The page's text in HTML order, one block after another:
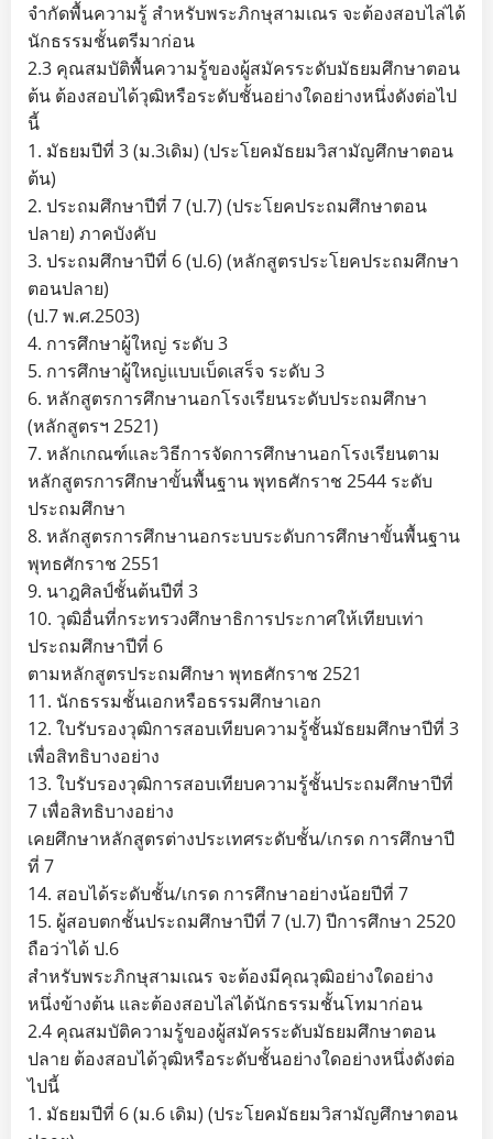
จำกัดพื้นความรู้ สำหรับพระภิกษุสามเณร จะต้องสอบไล่ได้
นักธรรมชั้นตรีมาก่อน
2.3 คุณสมบัติพื้นความรู้ของผู้สมัครระดับมัธยมศึกษาตอน
ต้น ต้องสอบได้วุฒิหรือระดับชั้นอย่างใดอย่างหนึ่งดังต่อไป
นี้
1. มัธยมปีที่ 3 (ม.3เดิม) (ประโยคมัธยมวิสามัญศึกษาตอน
ต้น)
2. ประถมศึกษาปีที่ 7 (ป.7) (ประโยคประถมศึกษาตอน
ปลาย) ภาคบังคับ
3. ประถมศึกษาปีที่ 6 (ป.6) (หลักสูตรประโยคประถมศึกษา
ตอนปลาย)
(ป.7 พ.ศ.2503)
4. การศึกษาผู้ใหญ่ ระดับ 3
5. การศึกษาผู้ใหญ่แบบเบ็ดเสร็จ ระดับ 3
6. หลักสูตรการศึกษานอกโรงเรียนระดับประถมศึกษา
(หลักสูตรฯ 2521)
7. หลักเกณฑ์และวิธีการจัดการศึกษานอกโรงเรียนตาม
หลักสูตรการศึกษาขั้นพื้นฐาน พุทธศักราช 2544 ระดับ
ประถมศึกษา
8. หลักสูตรการศึกษานอกระบบระดับการศึกษาขั้นพื้นฐาน
พุทธศักราช 2551
9. นาฎศิลป์ชั้นต้นปีที่ 3
10. วุฒิอื่นที่กระทรวงศึกษาธิการประกาศให้เทียบเท่า
ประถมศึกษาปีที่ 6
ตามหลักสูตรประถมศึกษา พุทธศักราช 2521
11. นักธรรมชั้นเอกหรือธรรมศึกษาเอก
12. ใบรับรองวุฒิการสอบเทียบความรู้ชั้นมัธยมศึกษาปีที่ 3
เพื่อสิทธิบางอย่าง
13. ใบรับรองวุฒิการสอบเทียบความรู้ชั้นประถมศึกษาปีที่
7 เพื่อสิทธิบางอย่าง
เคยศึกษาหลักสูตรต่างประเทศระดับชั้น/เกรด การศึกษาปี
ที่ 7
14. สอบได้ระดับชั้น/เกรด การศึกษาอย่างน้อยปีที่ 7
15. ผู้สอบตกชั้นประถมศึกษาปีที่ 7 (ป.7) ปีการศึกษา 2520
ถือว่าได้ ป.6
สำหรับพระภิกษุสามเณร จะต้องมีคุณวุฒิอย่างใดอย่าง
หนึ่งข้างต้น และต้องสอบไล่ได้นักธรรมชั้นโทมาก่อน
2.4 คุณสมบัติความรู้ของผู้สมัครระดับมัธยมศึกษาตอน
ปลาย ต้องสอบได้วุฒิหรือระดับชั้นอย่างใดอย่างหนึ่งดังต่อ
ไปนี้
1. มัธยมปีที่ 6 (ม.6 เดิม) (ประโยคมัธยมวิสามัญศึกษาตอน